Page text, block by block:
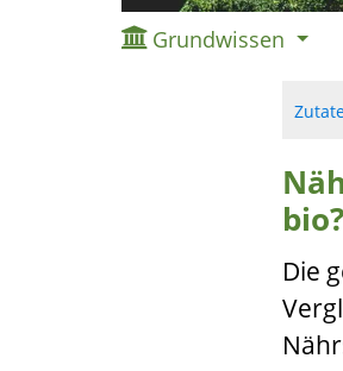
Grundwissen
Die